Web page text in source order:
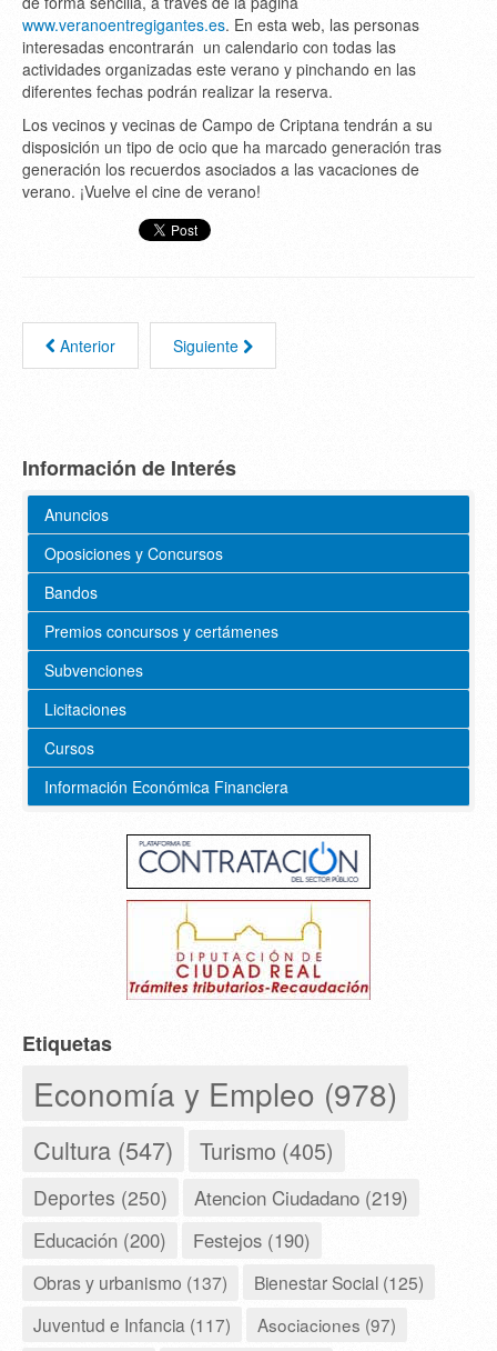
www.veranoentregigantes.es. En esta web, las personas
interesadas encontrarán un calendario con todas las
actividades organizadas este verano y pinchando en las
diferentes fechas podrán realizar la reserva.
Los vecinos y vecinas de Campo de Criptana tendrán a su
disposición un tipo de ocio que ha marcado generación tras
generación los recuerdos asociados a las vacaciones de
verano. ¡Vuelve el cine de verano!
Anterior Siguiente
Información de Interés
Anuncios
Oposiciones y Concursos
Bandos
Premios concursos y certámenes
Subvenciones
Licitaciones
Cursos
Información Económica Financiera
Etiquetas
Economía y Empleo (978)
Cultura (547) Turismo (405)
Deportes (250) Atencion Ciudadano (219)
Educación (200) Festejos (190)
Obras y urbanismo (137)
Bienestar Social (125)
Juventud e Infancia (117)
Asociaciones (97)